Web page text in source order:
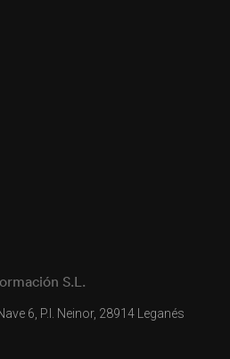
S.L.
6, P.I. Neinor, 28914 Leganés